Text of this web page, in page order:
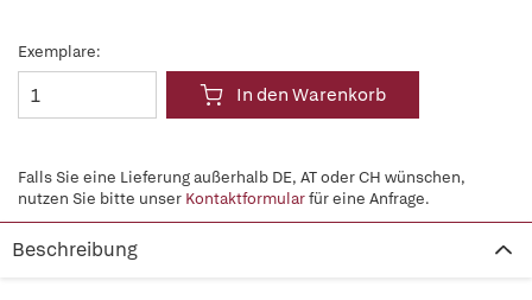
Exemplare:
In den Warenkorb
Falls Sie eine Lieferung außerhalb DE, AT oder CH wünschen,
nutzen Sie bitte unser Kontaktformularfür eine Anfrage.
Beschreibung